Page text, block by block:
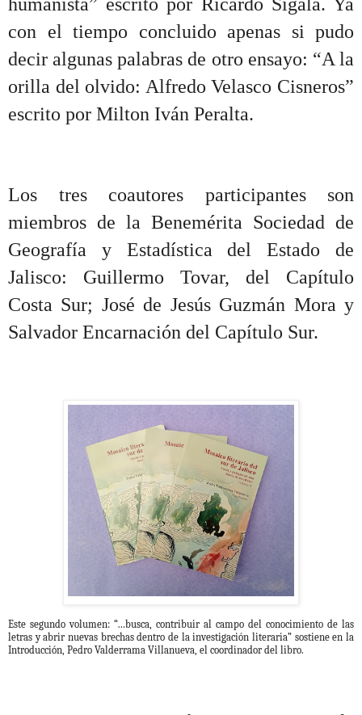
humanista” escrito por Ricardo Sigala. Ya
con el tiempo concluido apenas si pudo
decir algunas palabras de otro ensayo: “A la
orilla del olvido: Alfredo Velasco Cisneros”
escrito por Milton Iván Peralta.
Los tres coautores participantes son
miembros de la Benemérita Sociedad de
Geografía y Estadística del Estado de
Jalisco: Guillermo Tovar, del Capítulo
Costa Sur; José de Jesús Guzmán Mora y
Salvador Encarnación del Capítulo Sur.
Este segundo volumen: “…busca, contribuir al campo del conocimiento de las
letras y abrir nuevas brechas dentro de la investigación literaria” sostiene en la
Introducción, Pedro Valderrama Villanueva, el coordinador del libro.